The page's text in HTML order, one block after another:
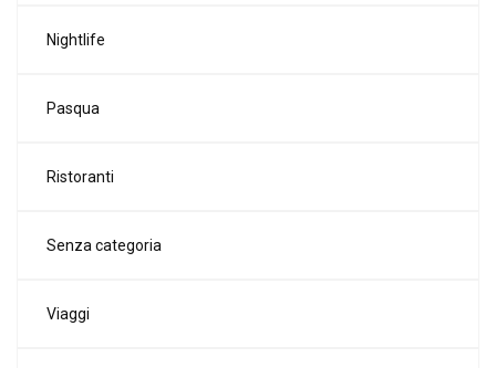
Nightlife
Pasqua
Ristoranti
Senza categoria
Viaggi